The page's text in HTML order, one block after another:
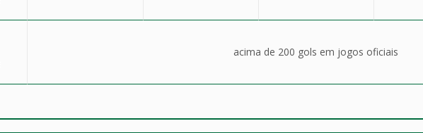
acima de 200 gols em jogos oficiais